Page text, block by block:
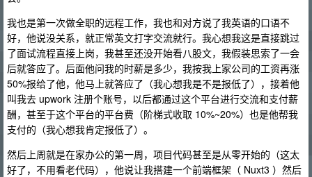
我也是第一次做全职的远程工作，我也和对方说了我英语的口语不
好，他说没关系，就正常英文打字交流就行。我心想我这是直接跳过
了面试流程直接上岗，我甚至还没开始看八股文，我假装思索了一会
后就答应了。后面他问我的时薪是多少，我按我上家公司的工资再涨
50%报给了他，他马上就答应了（我心想我是不是报低了），接着他
叫我去 upwork 注册个账号，以后都通过这个平台进行交流和支付薪
酬，甚至于这个平台的平台费（阶梯式收取 10%~20%）也是他帮我
支付的（我心想我肯定报低了）。
然后上周就是在家办公的第一周，项目代码甚至是从零开始的（这太
好了，不用看老代码），他说让我搭建一个前端框架（ Nuxt3 ）然后